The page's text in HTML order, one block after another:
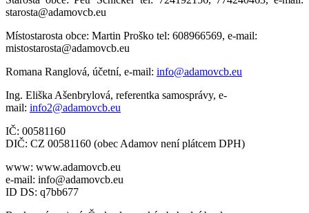
starosta@adamovcb.eu
Místostarosta obce: Martin Proško tel: 608966569, e-mail:
mistostarosta@adamovcb.eu
Romana Ranglová, účetní, e-mail: info@adamovcb.eu
Ing. Eliška Ašenbrylová, referentka samosprávy, e-
mail: info2@adamovcb.eu
IČ: 00581160
DIČ: CZ 00581160 (obec Adamov není plátcem DPH)
www: www.adamovcb.eu
e-mail: info@adamovcb.eu
ID DS: q7bb677